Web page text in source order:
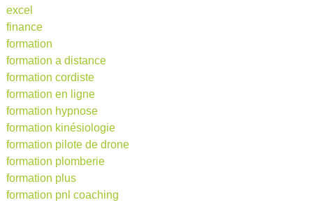
excel
finance
formation
formation a distance
formation cordiste
formation en ligne
formation hypnose
formation kinésiologie
formation pilote de drone
formation plomberie
formation plus
formation pnl coaching